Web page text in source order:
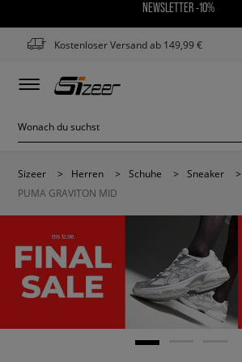
NEWSLETTER -10%
Kostenloser Versand ab 149,99 €
Sizeer > Herren > Schuhe > Sneaker
>
PUMA GRAVITON MID